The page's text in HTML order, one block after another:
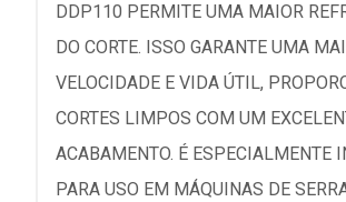
DDP110 PERMITE UMA MAIOR
DO CORTE. ISSO GARANTE UMA
VELOCIDADE E VIDA ÚTIL,
CORTES LIMPOS COM UM
ACABAMENTO. É ESPECIALMENTE
PARA USO EM MÁQUINAS DE